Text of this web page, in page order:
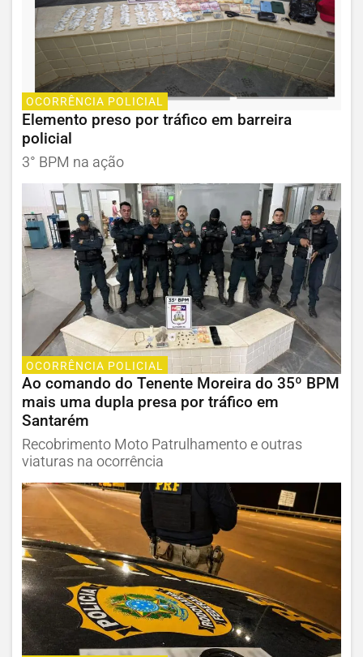
OCORRÊNCIA POLICIAL
Elemento preso por tráfico em barreira
policial
3° BPM na ação
OCORRÊNCIA POLICIAL
Ao comando do Tenente Moreira do 35º BPM
mais uma dupla presa por tráfico em
Santarém
Recobrimento Moto Patrulhamento e outras
viaturas na ocorrência